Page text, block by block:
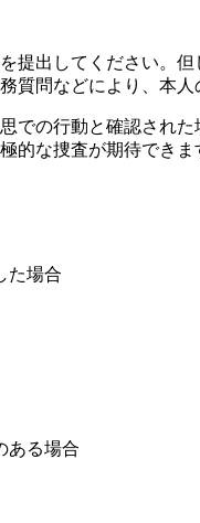
提出してください。但
質問などにより、本人
での行動と確認され
的な捜査が期待できま
た場合
ある場合